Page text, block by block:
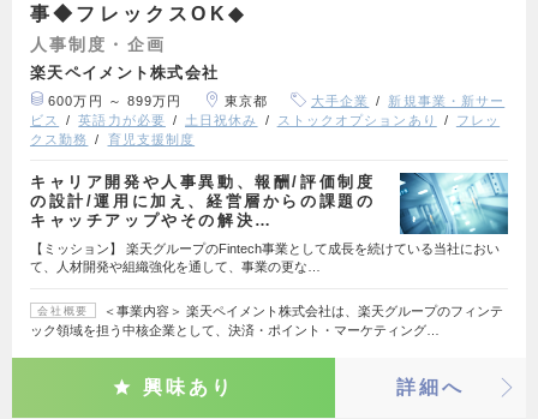
事◆フレックスOK◆
人事制度・企画
楽天ペイメント株式会社
600万円 ～ 899万円 東京都 大手企業
新規事業・新サー
ビス
英語力が必要 土日祝休み ストックオプションあり
フレッ
クス勤務
育児支援制度
キャリア開発や人事異動、報酬/評価制度
の設計/運用に加え、経営層からの課題の
キャッチアップやその解決…
【ミッション】 楽天グループのFintech事業として成長を続けている当社におい
て、人材開発や組織強化を通して、事業の更な…
会社概要
＜事業内容＞ 楽天ペイメント株式会社は、楽天グループのフィンテ
ック領域を担う中核企業として、決済・ポイント・マーケティング…
興味あり 詳細へ